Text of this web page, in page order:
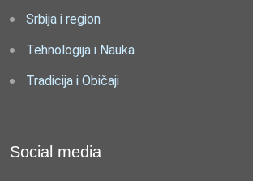
Srbija i region
Tehnologija i Nauka
Tradicija i Običaji
Social media